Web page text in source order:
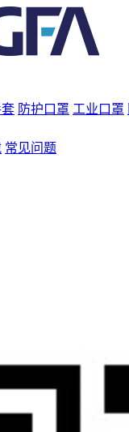
防护口罩 工业口罩
常见问题